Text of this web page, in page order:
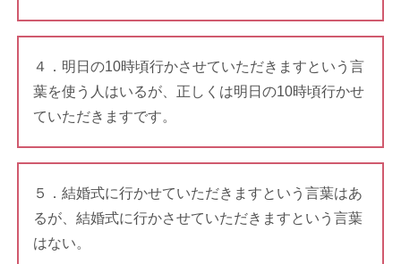
４．明日の10時頃行かさせていただきますという言
葉を使う人はいるが、正しくは明日の10時頃行かせ
ていただきますです。
５．結婚式に行かせていただきますという言葉はあ
るが、結婚式に行かさせていただきますという言葉
はない。